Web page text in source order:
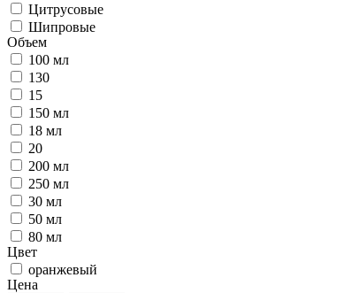
Цитрусовые
Шипровые
Объем
100 мл
130
15
150 мл
18 мл
20
200 мл
250 мл
30 мл
50 мл
80 мл
Цвет
оранжевый
Цена